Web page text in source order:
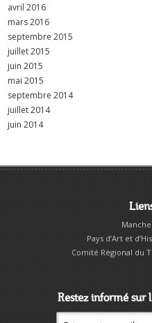
avril 2016
mars 2016
septembre 2015
juillet 2015
juin 2015
mai 2015
septembre 2014
juillet 2014
juin 2014
Pays d’Art et
Comité Régional du
Restez informé sur